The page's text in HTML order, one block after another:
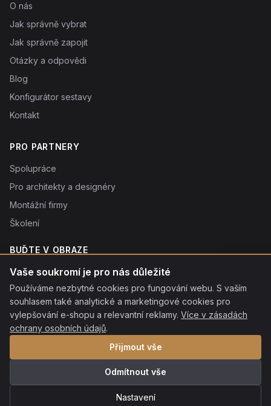
O nás
Jak správně vybrat
Jak správně zapojit
Otázky a odpovědi
Blog
Konfigurátor sestavy
Kontakt
PRO PARTNERY
Spolupráce
Pro architekty a designéry
Montážní firmy
Školení
BUĎTE V OBRAZE
Novinky o produktech, tipy a slevy. Typicky 1× týdně.
Odebírat
Odebráním souhlasíte sezpracováním osobních údajů. Odhlásit se můžete kdykoliv
kliknutím na odkaz v patičce každého e-mailu.
© 2026 ROON s.r.o. Všechna práva vyhrazena.
údajů
· Nastavení cookies ·
Mapa stránek
QR Apple Pay
Vaše soukromí je pro nás důležité
Používáme nezbytné cookies pro fungování webu. S vaším
souhlasem také analytické a marketingové cookies pro
vylepšování e-shopu a relevantní reklamy. Více v zásadách
ochrany osobních údajů.
Přijmout vše
Odmítnout vše
Nastavení